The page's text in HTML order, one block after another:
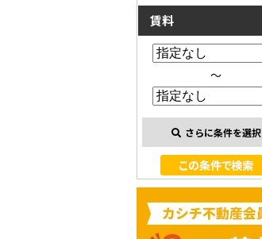
賃料
～
さらに条件を選択